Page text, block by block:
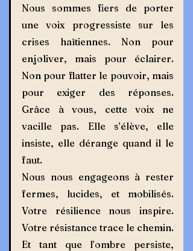
Nous sommes fiers de porter
une voix progressiste sur les
crises haïtiennes. Non pour
enjoliver, mais pour éclairer.
Non pour flatter le pouvoir, mais
pour exiger des réponses.
Grâce à vous, cette voix ne
vacille pas. Elle s’élève, elle
insiste, elle dérange quand il le
faut.
Nous nous engageons à rester
fermes, lucides, et mobilisés.
Votre résilience nous inspire.
Votre résistance trace le chemin.
Et tant que l’ombre persiste,